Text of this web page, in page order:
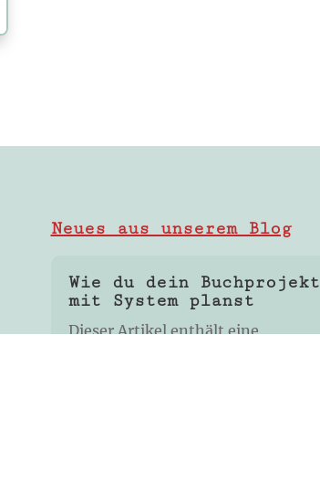
Neues aus unserem Blog
Wie du dein Buchprojekt
mit System planst
Dieser Artikel enthält eine